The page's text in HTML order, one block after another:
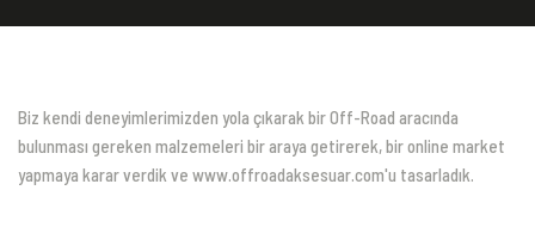
Biz kendi deneyimlerimizden yola çıkarak bir Off-Road aracında
bulunması gereken malzemeleri bir araya getirerek, bir online market
yapmaya karar verdik ve www.offroadaksesuar.com'u tasarladık.